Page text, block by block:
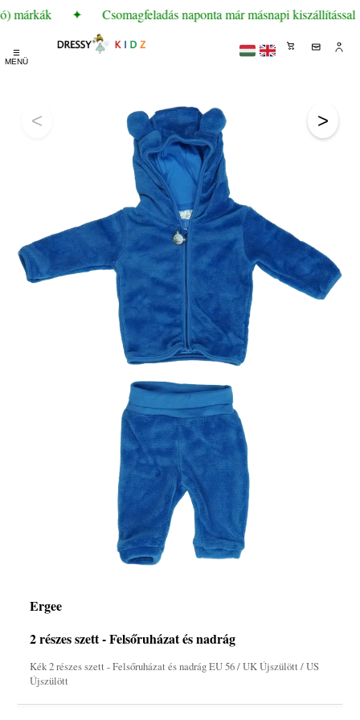
márkák ✦ Csomagfeladás naponta már másnapi kiszállítással
☰
MENÜ
< >
Ergee
2 részes szett - Felsőruházat és nadrág
Kék 2 részes szett - Felsőruházat és nadrág EU 56 / UK Újszülött / US
Újszülött